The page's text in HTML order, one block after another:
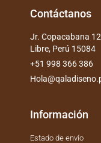
Contáctanos
Jr. Copacabana
Libre, Perú 15084
+51 998 366 386
Información
Estado de envío